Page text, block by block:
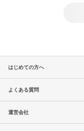
はじめての方へ
よくある質問
運営会社